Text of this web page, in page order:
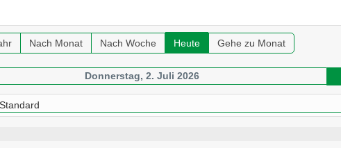
Nach Monat Nach Woche Heute Gehe zu Monat
Donnerstag, 2. Juli 2026